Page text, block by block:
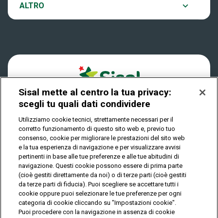
Play Your Date
Dove si gioca
Quanto si vince
Come riscuotere
ALTRO
Notifiche
Privacy
IL GIOCO È VIETATO AI MINORI E PUÒ CAUSARE
DIPENDENZA PATOLOGICA
© Copyright Sisal Italia S.p.A. - P.I. 02433760135
Privacy Cookies
Mappa
del
sito
Sisal mette al centro la tua privacy:
scegli tu quali dati condividere
Utilizziamo cookie tecnici, strettamente necessari per il
corretto funzionamento di questo sito web e, previo tuo
consenso, cookie per migliorare le prestazioni del sito web
e la tua esperienza di navigazione e per visualizzare avvisi
pertinenti in base alle tue preferenze e alle tue abitudini di
navigazione. Questi cookie possono essere di prima parte
(cioè gestiti direttamente da noi) o di terze parti (cioè gestiti
da terze parti di fiducia). Puoi scegliere se accettare tutti i
cookie oppure puoi selezionare le tue preferenze per ogni
categoria di cookie cliccando su "Impostazioni cookie".
Puoi procedere con la navigazione in assenza di cookie